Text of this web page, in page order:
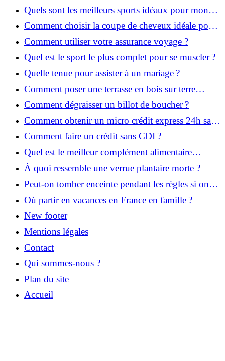
Quels sont les meilleurs sports idéaux pour mon
enfant ?
Comment choisir la coupe de cheveux idéale pour
votre visage ?
Comment utiliser votre assurance voyage ?
Quel est le sport le plus complet pour se muscler ?
Quelle tenue pour assister à un mariage ?
Comment poser une terrasse en bois sur terre
battue ?
Comment dégraisser un billot de boucher ?
Comment obtenir un micro crédit express 24h sans
justificatif ?
Comment faire un crédit sans CDI ?
Quel est le meilleur complément alimentaire
cheveux efficace ? Notre avis dans cet article
À quoi ressemble une verrue plantaire morte ?
Peut-on tomber enceinte pendant les règles si on
prend la pilule ?
Où partir en vacances en France en famille ?
New footer
Mentions légales
Contact
Qui sommes-nous ?
Plan du site
Accueil